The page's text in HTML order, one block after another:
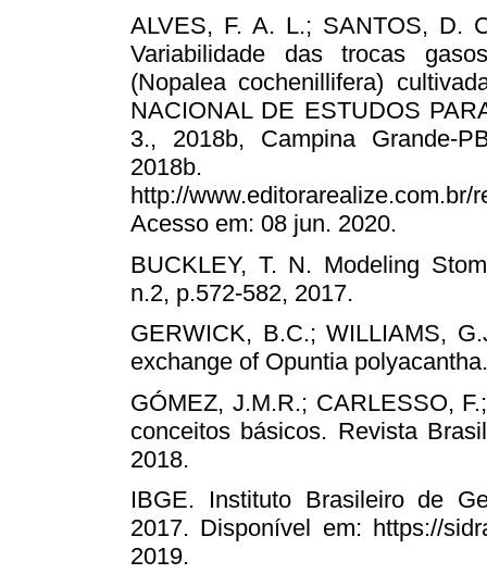
ALVES, F. A. L.; SANTOS, D.
Variabilidade das trocas
(Nopalea cochenillifera)
NACIONAL DE ESTUDOS
3., 2018b, Campina Grande-
2018b.
http://
Acesso em: 08 jun. 2020.
BUCKLEY, T. N. Modeling
n.2, p.572-582, 2017.
GERWICK, B.C.; WILLIAMS,
exchange of Opuntia
GÓMEZ, J.M.R.; CARLESSO,
conceitos básicos. Revista
2018.
IBGE. Instituto Brasileiro de
2017. Disponível em: https://
2019.